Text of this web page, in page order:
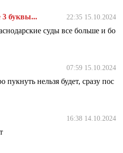
3 буквы... 22:35 15.10.2024
суды все больше и бо
07:59 15.10.2024
пукнуть нельзя будет, сразу пос
16:38 14.10.2024